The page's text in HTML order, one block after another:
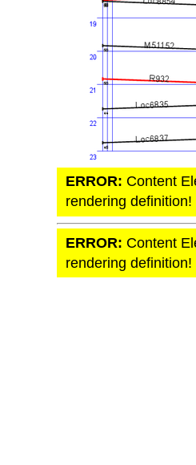
ERROR: Content
rendering definition!
ERROR: Content
rendering definition!